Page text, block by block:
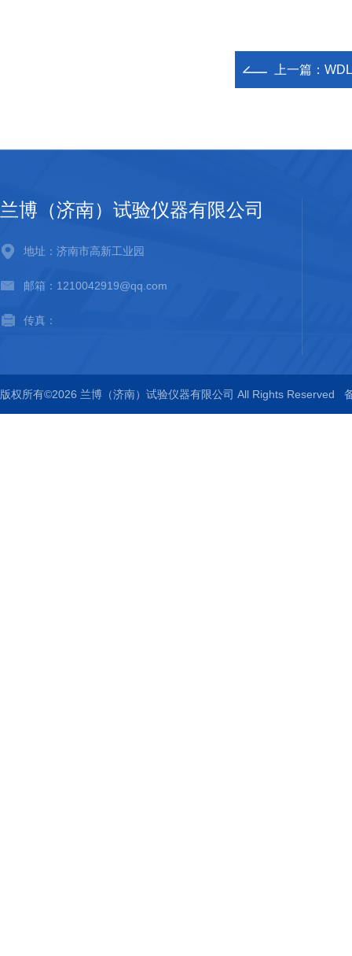
上一篇：
兰博（济南）试验仪器有限公司
地址：济南市高新工业园
邮箱：1210042919@qq.com
传真：
版权所有©2026 兰博（济南）试验仪器有限公司 All Rights Reserved